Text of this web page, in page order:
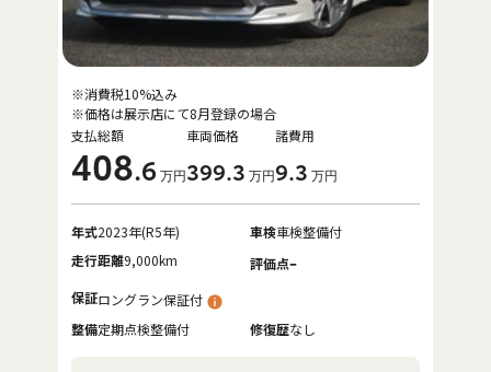
支払総額
408.6 万円
車両価格
399.3 万円
諸費用
9.3 万円
※消費税10%込み
※価格は展示店にて8月登録の場合
年式2023年(R5年) 車検車検整備付
走行距離9,000km 評価点-
保証ロングラン保証付
整備定期点検整備付 修復歴なし